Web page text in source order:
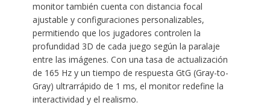
monitor también cuenta con distancia focal
ajustable y configuraciones personalizables,
permitiendo que los jugadores controlen la
profundidad 3D de cada juego según la paralaje
entre las imágenes. Con una tasa de actualización
de 165 Hz y un tiempo de respuesta GtG (Gray-to-
Gray) ultrarrápido de 1 ms, el monitor redefine la
interactividad y el realismo.